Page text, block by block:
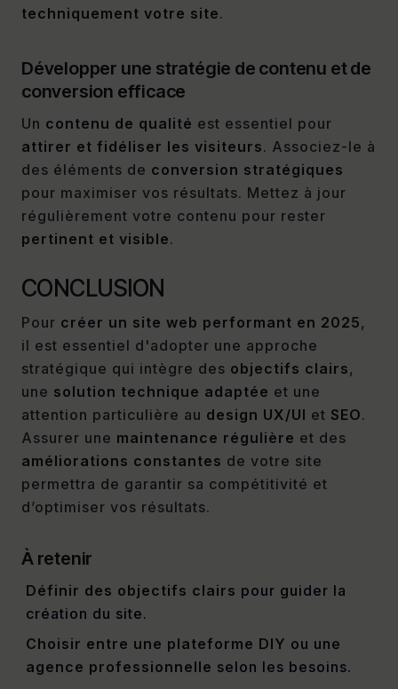
techniquement votre site.
Développer une stratégie de contenu et de
conversion efficace
Un contenu de qualité est essentiel pour
attirer et fidéliser les visiteurs. Associez-le à
des éléments de conversion stratégiques
pour maximiser vos résultats. Mettez à jour
régulièrement votre contenu pour rester
pertinent et visible.
CONCLUSION
Pour créer un site web performant en 2025,
il est essentiel d'adopter une approche
stratégique qui intègre des objectifs clairs,
une solution technique adaptée et une
attention particulière au design UX/UI et SEO.
Assurer une maintenance régulière et des
améliorations constantes de votre site
permettra de garantir sa compétitivité et
d’optimiser vos résultats.
À retenir
Définir des objectifs clairs pour guider la
création du site.
Choisir entre une plateforme DIY ou une
agence professionnelle selon les besoins.